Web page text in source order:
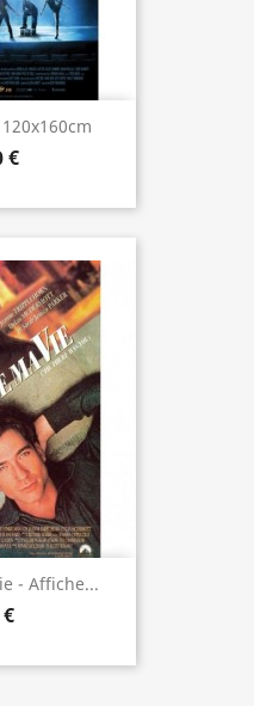
€
- Affiche...